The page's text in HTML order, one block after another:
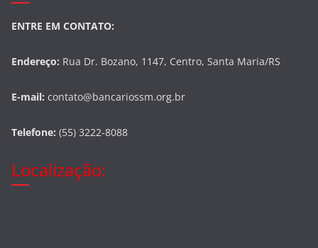
ENTRE EM CONTATO:
Endereço: Rua Dr. Bozano, 1147, Centro, Santa Maria/RS
E-mail: contato@bancariossm.org.br
Telefone: (55) 3222-8088
Localização: